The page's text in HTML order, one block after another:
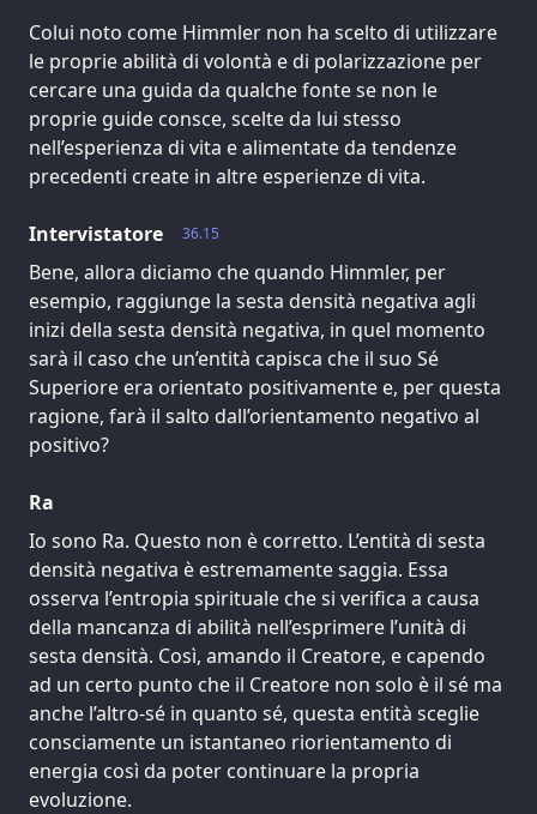
Colui noto come Himmler non ha scelto di utilizzare
le proprie abilità di volontà e di polarizzazione per
cercare una guida da qualche fonte se non le
proprie guide consce, scelte da lui stesso
nell’esperienza di vita e alimentate da tendenze
precedenti create in altre esperienze di vita.
36.15
Intervistatore
Bene, allora diciamo che quando Himmler, per
esempio, raggiunge la sesta densità negativa agli
inizi della sesta densità negativa, in quel momento
sarà il caso che un’entità capisca che il suo Sé
Superiore era orientato positivamente e, per questa
ragione, farà il salto dall’orientamento negativo al
positivo?
Ra
Io sono Ra. Questo non è corretto. L’entità di sesta
densità negativa è estremamente saggia. Essa
osserva l’entropia spirituale che si verifica a causa
della mancanza di abilità nell’esprimere l’unità di
sesta densità. Così, amando il Creatore, e capendo
ad un certo punto che il Creatore non solo è il sé ma
anche l’altro-sé in quanto sé, questa entità sceglie
consciamente un istantaneo riorientamento di
energia così da poter continuare la propria
evoluzione.